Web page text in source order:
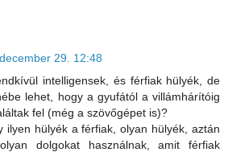
29. 12:48
intelligensek, és férfiak hülyék, de
lehet, hogy a gyufától a villámhárítóig
fel (még a szövőgépet is)?
ilyen hülyék a férfiak, olyan hülyék, aztán
dolgokat használnak, amit férfiak